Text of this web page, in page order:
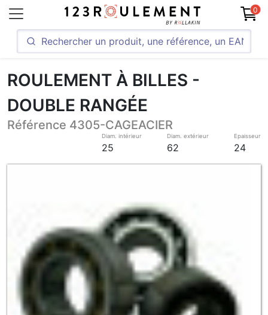
0
ROULEMENT À BILLES -
DOUBLE RANGÉE
Référence 4305-CAGEACIER
Diam. intérieur
25
Diam. extérieur
62
Epaisseur
24